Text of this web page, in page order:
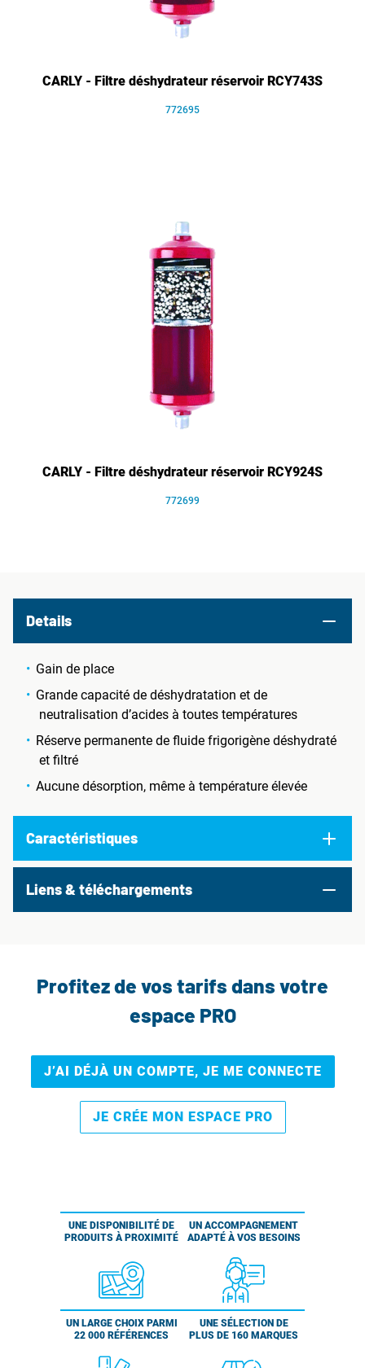
CARLY - Filtre déshydrateur réservoir RCY743S
772695
CARLY - Filtre déshydrateur réservoir RCY924S
772699
Details
Gain de place
Grande capacité de déshydratation et de
neutralisation d’acides à toutes températures
Réserve permanente de fluide frigorigène déshydraté
et filtré
Aucune désorption, même à température élevée
Caractéristiques
Liens & téléchargements
Profitez de vos tarifs dans votre
espace PRO
J’AI DÉJÀ UN COMPTE, JE ME CONNECTE
JE CRÉE MON ESPACE PRO
UNE DISPONIBILITÉ DE
PRODUITS À PROXIMITÉ
UN ACCOMPAGNEMENT
ADAPTÉ À VOS BESOINS
UN LARGE CHOIX PARMI
22 000 RÉFÉRENCES
UNE SÉLECTION DE
PLUS DE 160 MARQUES